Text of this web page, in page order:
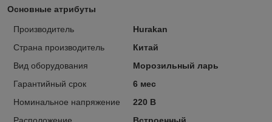
Основные атрибуты
Производитель
Hurakan
Страна производитель
Китай
Вид оборудования
Морозильный ларь
Гарантийный срок
6 мес
Номинальное напряжение
220 В
Расположение
Встроенный